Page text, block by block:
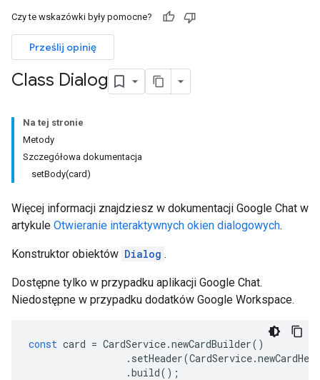
Czy te wskazówki były pomocne?
Prześlij opinię
Class Dialog
Na tej stronie
Metody
Szczegółowa dokumentacja
setBody(card)
Więcej informacji znajdziesz w dokumentacji Google Chat w
artykule Otwieranie interaktywnych okien dialogowych.
Konstruktor obiektów Dialog .
Dostępne tylko w przypadku aplikacji Google Chat.
Niedostępne w przypadku dodatków Google Workspace.
const card = CardService.newCardBuilder()
. setHeader(CardService.
.build();